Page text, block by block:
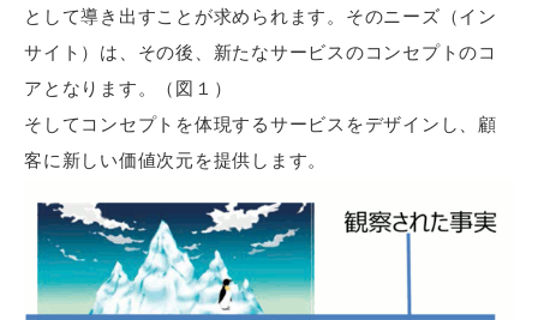
として導き出すことが求められます。そのニーズ（イン
サイト）は、その後、新たなサービスのコンセプトのコ
アとなります。（図１）
そしてコンセプトを体現するサービスをデザインし、顧
客に新しい価値次元を提供します。